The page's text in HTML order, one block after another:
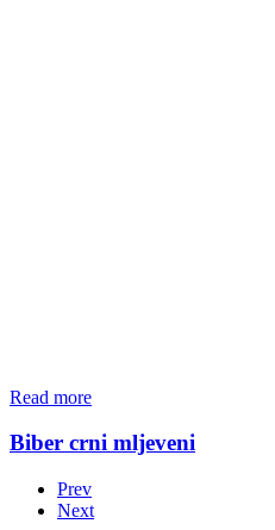
Read more
Biber crni mljeveni
Prev
Next